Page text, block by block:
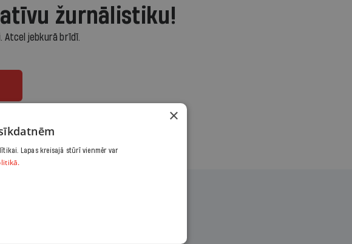
žurnālistiku!
Atcel jebkurā brīdī.
×
Lapas kreisajā stūrī vienmēr var